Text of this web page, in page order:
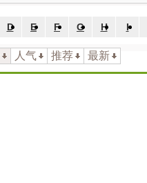
D E F G H
I
人气 推荐 最新